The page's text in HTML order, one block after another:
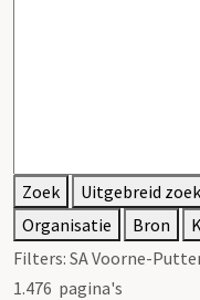
Zoek
Uitgebreid
Organisatie
Bron
Filters: SA Voorne-
1.476 pagina's